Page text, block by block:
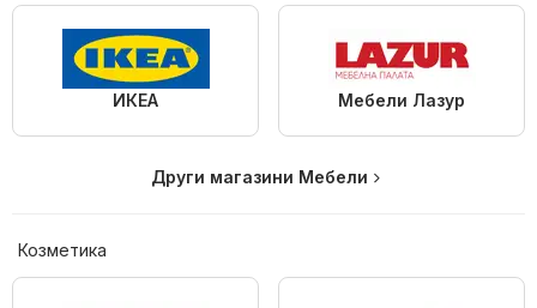
ИКЕА Мебели Лазур
Други магазини Мебели
Козметика